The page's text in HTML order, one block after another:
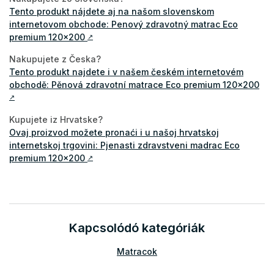
Tento produkt nájdete aj na našom slovenskom
internetovom obchode: Penový zdravotný matrac Eco
premium 120x200 ↗
Nakupujete z Česka?
Tento produkt najdete i v našem českém internetovém
obchodě: Pěnová zdravotní matrace Eco premium 120x200
↗
Kupujete iz Hrvatske?
Ovaj proizvod možete pronaći i u našoj hrvatskoj
internetskoj trgovini: Pjenasti zdravstveni madrac Eco
premium 120x200 ↗
Kapcsolódó kategóriák
Matracok